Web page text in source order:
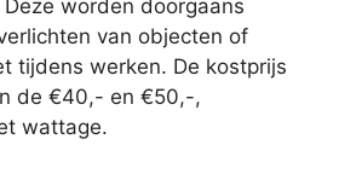
worden doorgaans
van objecten of
tijdens werken. De kostprijs
de €40,- en €50,-,
wattage.